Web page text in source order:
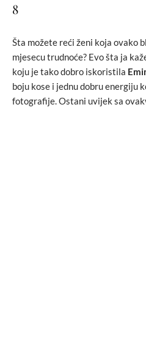
8
Šta možete reći ženi koja ovako
mjesecu trudnoće? Evo šta ja
koju je tako dobro iskoristila
boju kose i jednu dobru energiju
fotografije. Ostani uvijek sa